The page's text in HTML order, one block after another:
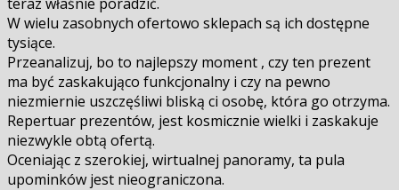
W wielu zasobnych ofertowo sklepach są ich dostępne
tysiące.
Przeanalizuj, bo to najlepszy moment , czy ten prezent
ma być zaskakująco funkcjonalny i czy na pewno
niezmiernie uszczęśliwi bliską ci osobę, która go otrzyma.
Repertuar prezentów, jest kosmicznie wielki i zaskakuje
niezwykle obfitą ofertą.
Oceniając z szerokiej, wirtualnej panoramy, ta pula
upominków jest nieograniczona.